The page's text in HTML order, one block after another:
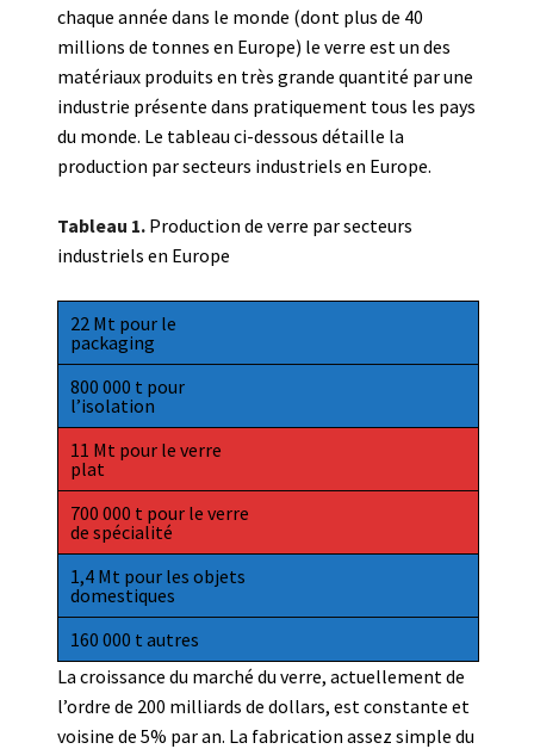
chaque année dans le monde (dont plus de 40
millions de tonnes en Europe) le verre est un des
matériaux produits en très grande quantité par une
industrie présente dans pratiquement tous les pays
du monde. Le tableau ci-dessous détaille la
production par secteurs industriels en Europe.
Tableau 1. Production de verre par secteurs
industriels en Europe
22 Mt pour le
packaging
800 000 t pour
l’isolation
11 Mt pour le verre
plat
700 000 t pour le verre
de spécialité
1,4 Mt pour les objets
domestiques
160 000 t autres
La croissance du marché du verre, actuellement de
l’ordre de 200 milliards de dollars, est constante et
voisine de 5% par an. La fabrication assez simple du